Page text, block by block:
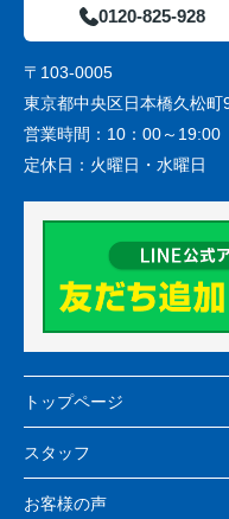
0120-825-928
〒103-0005
東京都中央区日本橋久松
営業時間： 10：00～19:00
定休日： 火曜日・水曜日
トップページ
スタッフ
お客様の声